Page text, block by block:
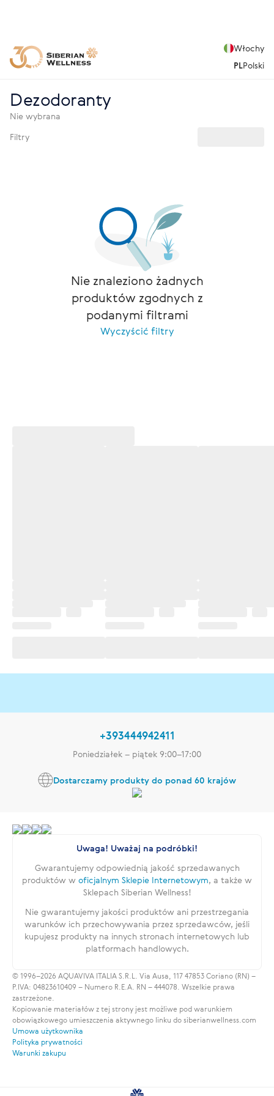
Włochy
PLPolski
Dezodoranty
Nie wybrana
Filtry
Nie znaleziono żadnych
produktów zgodnych z
podanymi filtrami
Wyczyścić filtry
+393444942411
Poniedziałek – piątek 9:00–17:00
Dostarczamy produkty do ponad 60 krajów
Uwaga! Uważaj na podróbki!
Gwarantujemy odpowiednią jakość sprzedawanych
produktów w oficjalnym Sklepie Internetowym, a także w
Sklepach Siberian Wellness!
Nie gwarantujemy jakości produktów ani przestrzegania
warunków ich przechowywania przez sprzedawców, jeśli
kupujesz produkty na innych stronach internetowych lub
platformach handlowych.
© 1996–2026 AQUAVIVA ITALIA S.R.L. Via Ausa, 117 47853 Coriano (RN) –
P.IVA: 04823610409 – Numero R.E.A. RN – 444078. Wszelkie prawa
zastrzeżone.
Kopiowanie materiałów z tej strony jest możliwe pod warunkiem
obowiązkowego umieszczenia aktywnego linku do siberianwellness.com
Umowa użytkownika
Polityka prywatności
Warunki zakupu